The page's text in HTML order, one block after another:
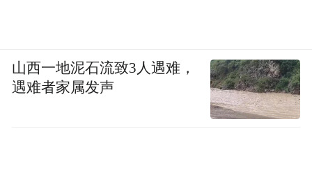
山西一地泥石流致3人遇难，
遇难者家属发声